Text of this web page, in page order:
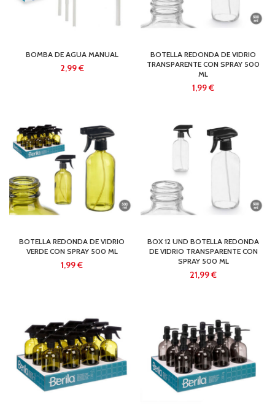
BOMBA DE AGUA MANUAL
€
BOTELLA REDONDA DE VIDRIO
TRANSPARENTE CON SPRAY 500
ML
€
BOTELLA REDONDA DE VIDRIO
VERDE CON SPRAY 500 ML
€
BOX 12 UND BOTELLA REDONDA
DE VIDRIO TRANSPARENTE CON
SPRAY 500 ML
€